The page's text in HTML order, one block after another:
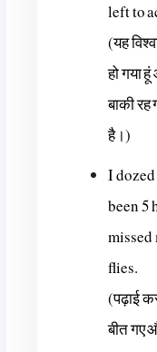
left to
(यह
हो गया
बाकी
है।)
I
been 5
missed
flies.
(पढ़ाई
बीत गए